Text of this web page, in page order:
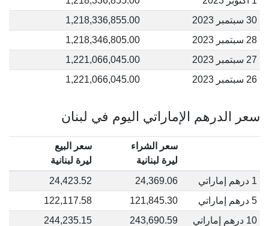
30 سبتمبر 2023
1,218,336,855.00
28 سبتمبر 2023
1,218,346,805.00
27 سبتمبر 2023
1,221,066,045.00
26 سبتمبر 2023
1,221,066,045.00
سعر الدرهم الإماراتي اليوم في لبنان
سعر الشراء
ليرة لبنانية
سعر البيع
ليرة لبنانية
1 درهم إماراتي
24,369.06
24,423.52
5 درهم إماراتي
121,845.30
122,117.58
10 درهم إماراتي
243,690.59
244,235.15